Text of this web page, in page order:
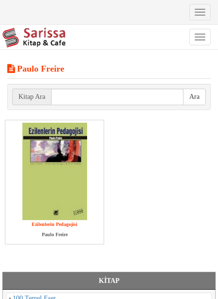
Toggle
Toggle
Paulo Freire
Kitap Ara Ara
Ezilenlerin Pedagojisi
Paulo Freire
KİTAP